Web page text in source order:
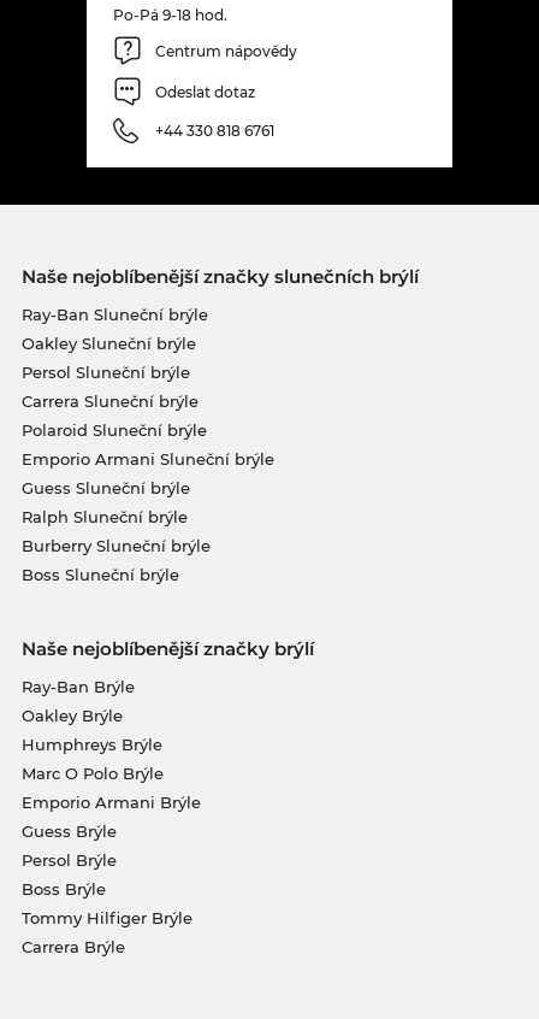
Po-Pá 9-18 hod.
Centrum nápovědy
Odeslat dotaz
+44 330 818 6761
Naše nejoblíbenější značky slunečních brýlí
Ray-Ban Sluneční brýle
Oakley Sluneční brýle
Persol Sluneční brýle
Carrera Sluneční brýle
Polaroid Sluneční brýle
Emporio Armani Sluneční brýle
Guess Sluneční brýle
Ralph Sluneční brýle
Burberry Sluneční brýle
Boss Sluneční brýle
Naše nejoblíbenější značky brýlí
Ray-Ban Brýle
Oakley Brýle
Humphreys Brýle
Marc O Polo Brýle
Emporio Armani Brýle
Guess Brýle
Persol Brýle
Boss Brýle
Tommy Hilfiger Brýle
Carrera Brýle